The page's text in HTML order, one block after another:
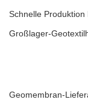
Schnelle
Großlager-
Geomembran-